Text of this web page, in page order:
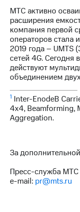
о
погашении
именных
облигаций
Другое
Реквизиты
Контакты
развитие
деловая этика
На главную
МТС активно
расширения
компания первой
операторов стала
2019 года – UMTS
сетей 4G. Сегодня
действуют
объединением
1 Inter-EnodeB
4x4, Beamforming,
Aggregation.
За
Пресс-служба МТС
e-mail: pr@mts.ru